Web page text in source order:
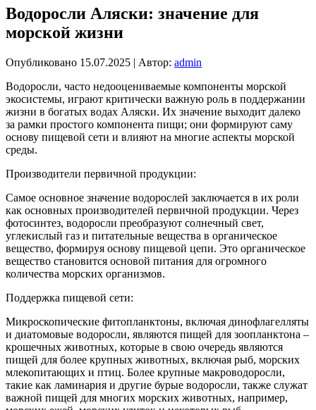
Водоросли Аляски: значение для
морской жизни
Опубликовано 15.07.2025 | Автор: admin
Водоросли, часто недооцениваемые компоненты морской
экосистемы, играют критически важную роль в поддержании
жизни в богатых водах Аляски. Их значение выходит далеко
за рамки простого компонента пищи; они формируют саму
основу пищевой сети и влияют на многие аспекты морской
среды.
Производители первичной продукции:
Самое основное значение водорослей заключается в их роли
как основных производителей первичной продукции. Через
фотосинтез, водоросли преобразуют солнечный свет,
углекислый газ и питательные вещества в органическое
вещество, формируя основу пищевой цепи. Это органическое
вещество становится основой питания для огромного
количества морских организмов.
Поддержка пищевой сети:
Микроскопические фитопланктоны, включая динофлагелляты
и диатомовые водоросли, являются пищей для зоопланктона –
крошечных животных, которые в свою очередь являются
пищей для более крупных животных, включая рыб, морских
млекопитающих и птиц. Более крупные макроводоросли,
такие как ламинария и другие бурые водоросли, также служат
важной пищей для многих морских животных, например,